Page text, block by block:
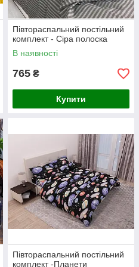
Півтораспальний постільний
комплект - Сіра полоска
В наявності
765 ₴
Купити
Півтораспальний постільний
комплект -Планети